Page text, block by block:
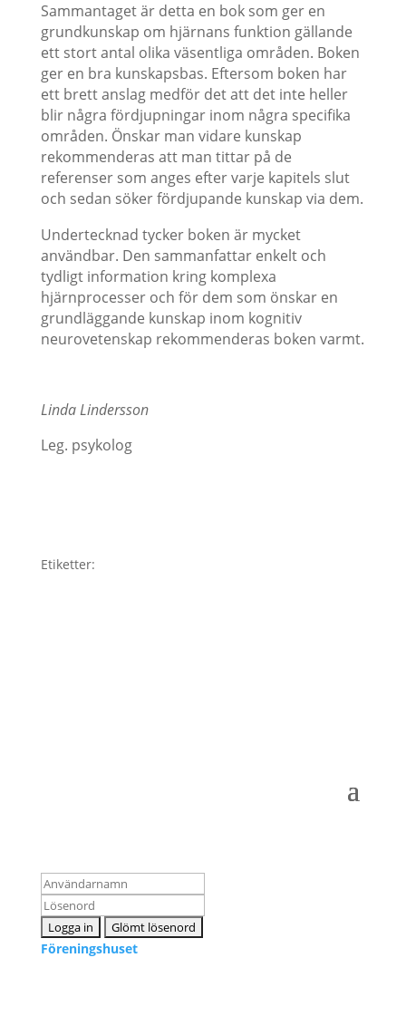
Sammantaget är detta en bok som ger en
grundkunskap om hjärnans funktion gällande
ett stort antal olika väsentliga områden. Boken
ger en bra kunskapsbas. Eftersom boken har
ett brett anslag medför det att det inte heller
blir några fördjupningar inom några specifika
områden. Önskar man vidare kunskap
rekommenderas att man tittar på de
referenser som anges efter varje kapitels slut
och sedan söker fördjupande kunskap via dem.
Undertecknad tycker boken är mycket
användbar. Den sammanfattar enkelt och
tydligt information kring komplexa
hjärnprocesser och för dem som önskar en
grundläggande kunskap inom kognitiv
neurovetenskap rekommenderas boken varmt.
Linda Lindersson
Leg. psykolog
Etiketter:
Föreningshuset